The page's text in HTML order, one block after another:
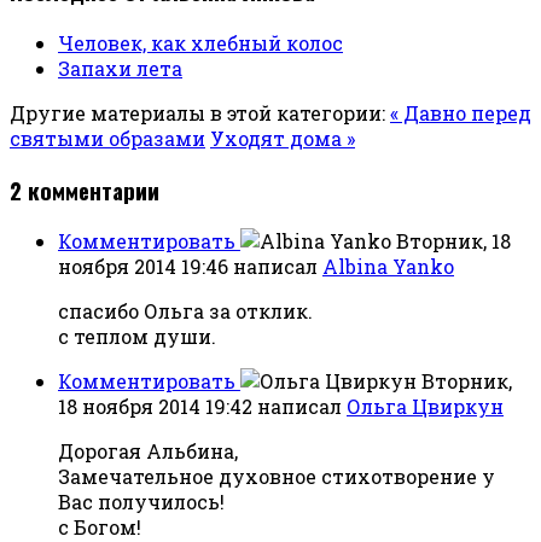
Человек, как хлебный колос
Запахи лета
Другие материалы в этой категории:« Давно перед
святыми образами Уходят дома »
2 комментарии
Комментировать
Вторник, 18
ноября 2014 19:46 написал Albina Yanko
спасибо Ольга за отклик.
с теплом души.
Комментировать
Вторник,
18 ноября 2014 19:42 написал Ольга Цвиркун
Дорогая Альбина,
Замечательное духовное стихотворение у
Вас получилось!
с Богом!